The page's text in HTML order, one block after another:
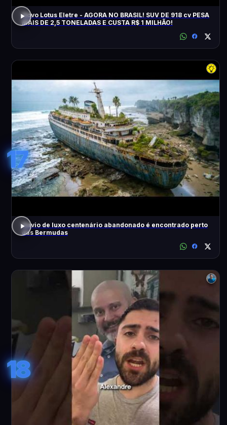
Novo Lotus Eletre - AGORA NO BRASIL! SUV DE 918 cv PESA
MAIS DE 2,5 TONELADAS E CUSTA R$ 1 MILHÃO!
17
Navio de luxo centenário abandonado é encontrado perto
das Bermudas
18